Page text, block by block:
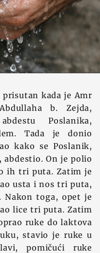
kada je Amr
b. Zejda,
Poslanika,
Tada je donio
kako se Poslanik,
On je polio
ih tri puta. Zatim je
usta i nos tri puta,
Nakon toga, opet je
lice tri puta. Zatim
ruke do laktova
stavio je ruke u
pomičući ruke